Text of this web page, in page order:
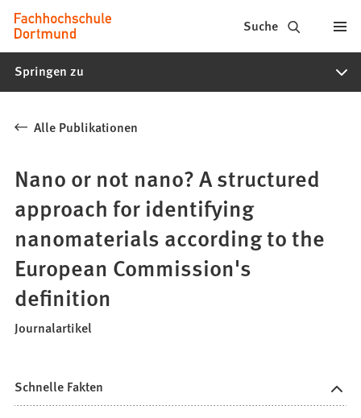
Inhalt anspringen
Fachhochschule
Dortmund
-
Studiengänge,
Bewerbung
Suche
Springen zu
Alle Publikationen
Nano or not nano? A structured
approach for identifying
nanomaterials according to the
European Commission's
definition
Journalartikel
Schnelle Fakten